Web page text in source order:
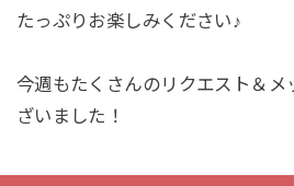
たっぷりお楽しみください♪
今週もたくさんのリクエスト＆メ
ざいました！